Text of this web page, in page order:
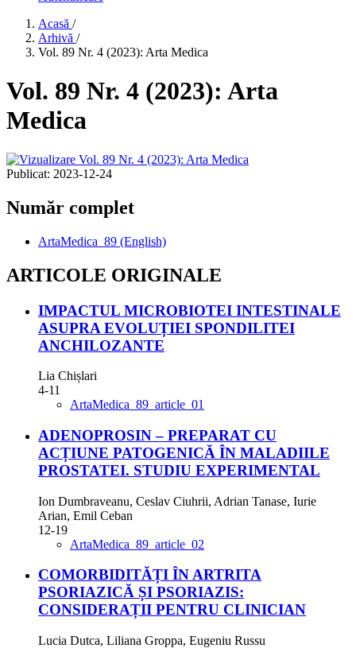
Acasă /
Arhivă /
Vol. 89 Nr. 4 (2023): Arta Medica
Vol. 89 Nr. 4 (2023): Arta
Medica
Publicat: 2023-12-24
Număr complet
ArtaMedica_89 (English)
ARTICOLE ORIGINALE
IMPACTUL MICROBIOTEI INTESTINALE
ASUPRA EVOLUȚIEI SPONDILITEI
ANCHILOZANTE
Lia Chișlari
4-11
ArtaMedica_89_article_01
ADENOPROSIN – PREPARAT CU
ACȚIUNE PATOGENICĂ ÎN MALADIILE
PROSTATEI. STUDIU EXPERIMENTAL
Ion Dumbraveanu, Ceslav Ciuhrii, Adrian Tanase, Iurie
Arian, Emil Ceban
12-19
ArtaMedica_89_article_02
COMORBIDITĂȚI ÎN ARTRITA
PSORIAZICĂ ȘI PSORIAZIS:
CONSIDERAȚII PENTRU CLINICIAN
Lucia Dutca, Liliana Groppa, Eugeniu Russu